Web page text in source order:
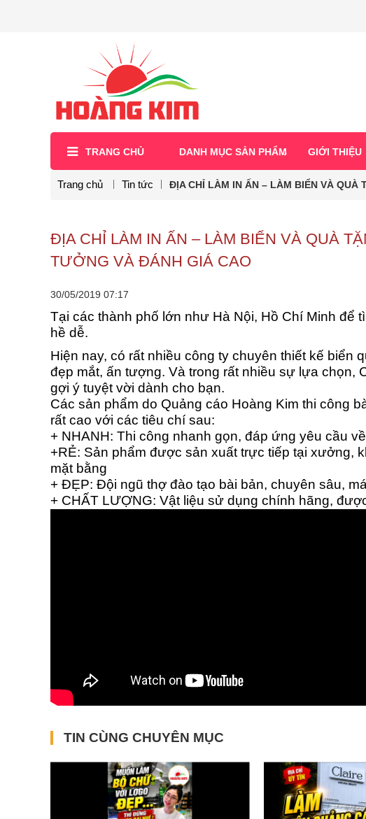
TRANG CHỦ DANH MỤC SẢN PHẨM GIỚI THIỆU
Trang chủ Tin tức ĐỊA CHỈ LÀM IN ẤN – LÀM BIỂN VÀ QUÀ
ĐỊA CHỈ LÀM IN ẤN – LÀM BIỂN VÀ QUÀ
TƯỞNG VÀ ĐÁNH GIÁ CAO
30/05/2019 07:17
Tại các thành phố lớn như Hà Nội, Hồ Chí Minh để
hề dễ.
Hiện nay, có rất nhiều công ty chuyên thiết kế biển
đẹp mắt, ấn tượng. Và trong rất nhiều sự lựa chọn,
gợi ý tuyệt vời dành cho bạn.
Các sản phẩm do Quảng cáo Hoàng Kim thi công
rất cao với các tiêu chí sau:
+ NHANH: Thi công nhanh gọn, đáp ứng yêu cầu
+RẺ: Sản phẩm được sản xuất trực tiếp tại xưởng,
mặt bằng
+ ĐẸP: Đội ngũ thợ đào tạo bài bản, chuyên sâu,
+ CHẤT LƯỢNG: Vật liệu sử dụng chính hãng,
TIN CÙNG CHUYÊN MỤC